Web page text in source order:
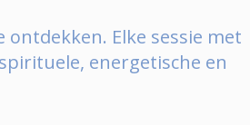
Elke sessie met
energetische en